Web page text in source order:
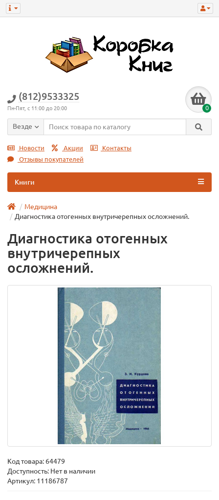
(812)9533325
Пн-Пят, с 11:00 до 20:00 0
Везде
Новости Акции
Контакты
Отзывы покупателей
Книги
Медицина
Диагностика отогенных внутричерепных осложнений.
Диагностика отогенных
внутричерепных
осложнений.
Код товара: 64479
Доступность: Нет в наличии
Артикул: 11186787